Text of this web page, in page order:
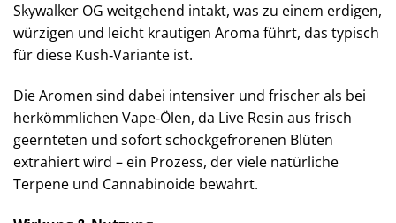
Skywalker OG weitgehend intakt, was zu einem erdigen,
würzigen und leicht krautigen Aroma führt, das typisch
für diese Kush‑Variante ist.
Die Aromen sind dabei intensiver und frischer als bei
herkömmlichen Vape‑Ölen, da Live Resin aus frisch
geernteten und sofort schockgefrorenen Blüten
extrahiert wird – ein Prozess, der viele natürliche
Terpene und Cannabinoide bewahrt.